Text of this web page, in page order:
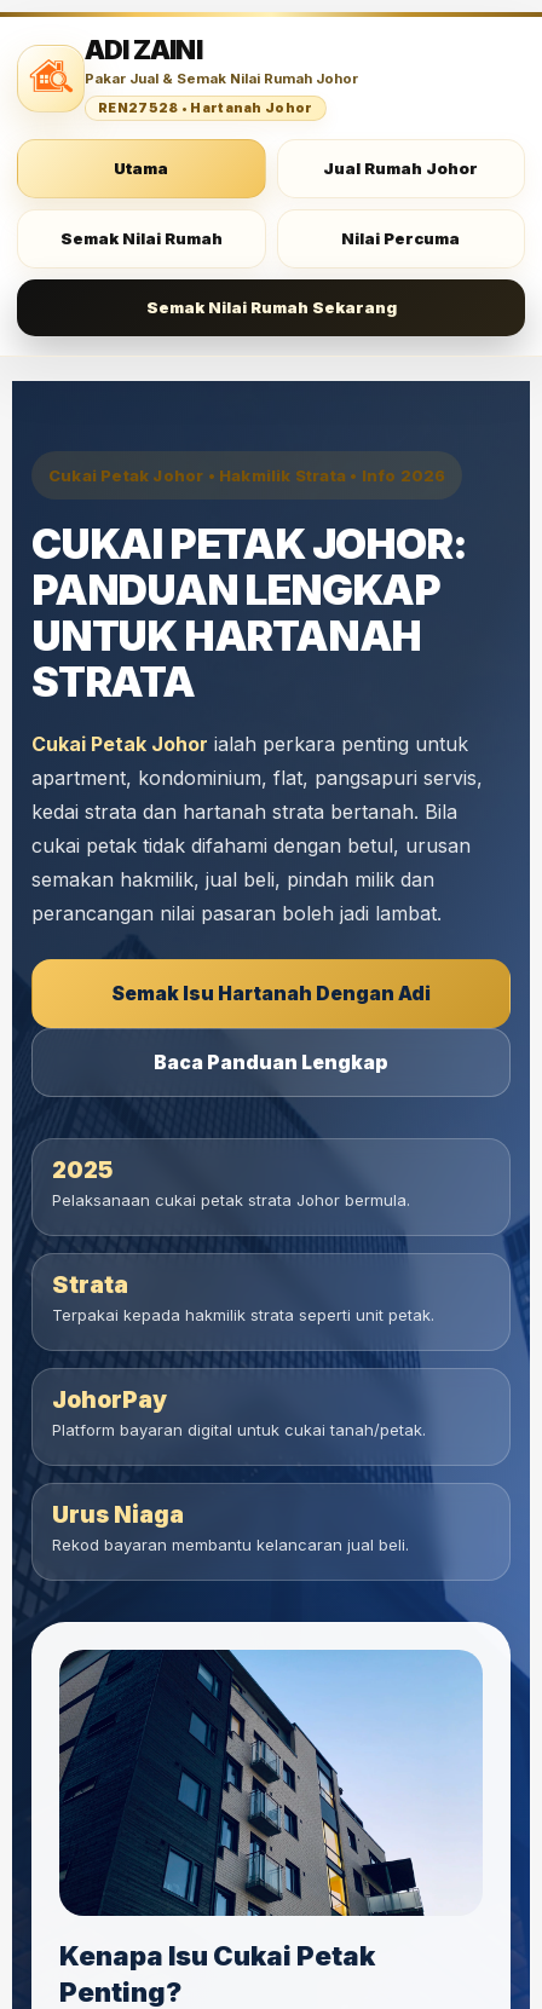
ADI ZAINI
Pakar Jual & Semak Nilai Rumah Johor
REN27528 • Hartanah Johor
Utama Jual Rumah Johor
Semak Nilai Rumah Nilai Percuma
Semak Nilai Rumah Sekarang
Cukai Petak Johor • Hakmilik Strata • Info 2026
CUKAI PETAK JOHOR:
PANDUAN LENGKAP
UNTUK HARTANAH
STRATA
Cukai Petak Johor ialah perkara penting untuk
apartment, kondominium, flat, pangsapuri servis,
kedai strata dan hartanah strata bertanah. Bila
cukai petak tidak difahami dengan betul, urusan
semakan hakmilik, jual beli, pindah milik dan
perancangan nilai pasaran boleh jadi lambat.
Semak Isu Hartanah Dengan Adi
Baca Panduan Lengkap
2025
Pelaksanaan cukai petak strata Johor bermula.
Strata
Terpakai kepada hakmilik strata seperti unit petak.
JohorPay
Platform bayaran digital untuk cukai tanah/petak.
Urus Niaga
Rekod bayaran membantu kelancaran jual beli.
Kenapa Isu Cukai Petak
Penting?